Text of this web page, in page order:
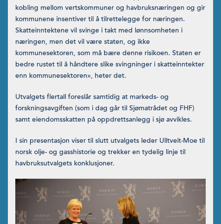
kobling mellom vertskommuner og havbruksnæringen og gir
kommunene insentiver til å tilrettelegge for næringen.
Skatteinntektene vil svinge i takt med lønnsomheten i
næringen, men det vil være staten, og ikke
kommunesektoren, som må bære denne risikoen. Staten er
bedre rustet til å håndtere slike svingninger i skatteinntekter
enn kommunesektoren», heter det.
Utvalgets flertall foreslår samtidig at markeds- og
forskningsavgiften (som i dag går til Sjømatrådet og FHF)
samt eiendomsskatten på oppdrettsanlegg i sjø avvikles.
I sin presentasjon viser til slutt utvalgets leder Ulltveit-Moe til
norsk olje- og gasshistorie og trekker en tydelig linje til
havbruksutvalgets konklusjoner.